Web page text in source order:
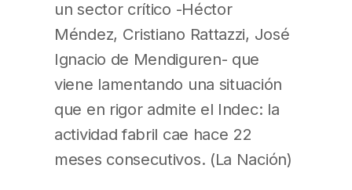
un sector crítico -Héctor
Méndez, Cristiano Rattazzi, José
Ignacio de Mendiguren- que
viene lamentando una situación
que en rigor admite el Indec: la
actividad fabril cae hace 22
meses consecutivos. (La Nación)